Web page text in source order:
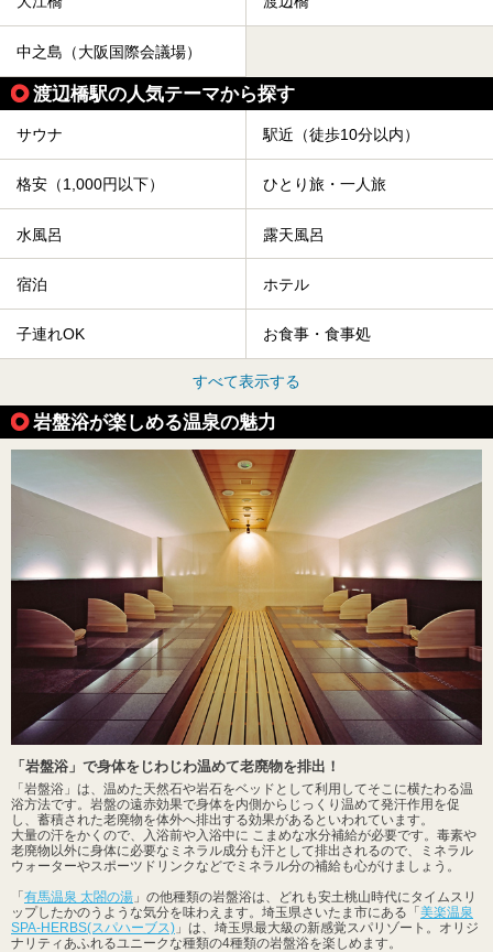
中之島（大阪国際会議場）
渡辺橋駅の人気テーマから探す
サウナ 駅近（徒歩10分以内）
格安（1,000円以下） ひとり旅・一人旅
水風呂 露天風呂
宿泊 ホテル
子連れOK お食事・食事処
すべて表示する
岩盤浴が楽しめる温泉の魅力
「岩盤浴」で身体をじわじわ温めて老廃物を排出！
「岩盤浴」は、温めた天然石や岩石をベッドとして利用してそこに横たわる温
浴方法です。岩盤の遠赤効果で身体を内側からじっくり温めて発汗作用を促
し、蓄積された老廃物を体外へ排出する効果があるといわれています。
大量の汗をかくので、入浴前や入浴中に こまめな水分補給が必要です。毒素や
老廃物以外に身体に必要なミネラル成分も汗として排出されるので、ミネラル
ウォーターやスポーツドリンクなどでミネラル分の補給も心がけましょう。
「有馬温泉 太閤の湯 」の他種類の岩盤浴は、どれも安土桃山時代にタイムスリ
ップしたかのうような気分を味わえます。埼玉県さいたま市にある「美楽温泉
SPA-HERBS(スパハーブス) 」は、埼玉県最大級の新感覚スパリゾート。オリジ
ナリティあふれるユニークな種類の4種類の岩盤浴を楽しめます。